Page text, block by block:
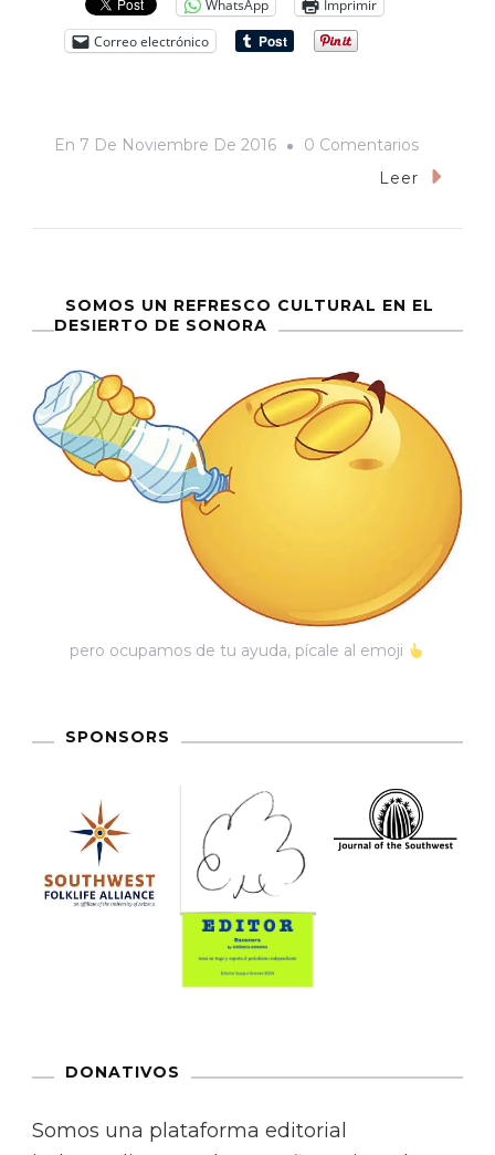
WhatsApp
Imprimir
Correo electrónico
En 7 De Noviembre De 2016 0 ComentariosEn
La
Leer
SOMOS UN REFRESCO CULTURAL EN EL
DESIERTO DE SONORA
pero ocupamos de tu ayuda, pícale al emoji
SPONSORS
DONATIVOS
Somos una plataforma editorial